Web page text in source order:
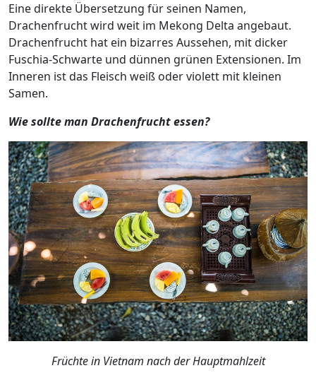
Eine direkte Übersetzung für seinen Namen,
Drachenfrucht wird weit im Mekong Delta angebaut.
Drachenfrucht hat ein bizarres Aussehen, mit dicker
Fuschia-Schwarte und dünnen grünen Extensionen. Im
Inneren ist das Fleisch weiß oder violett mit kleinen
Samen.
Wie sollte man Drachenfrucht essen?
Früchte in Vietnam nach der Hauptmahlzeit